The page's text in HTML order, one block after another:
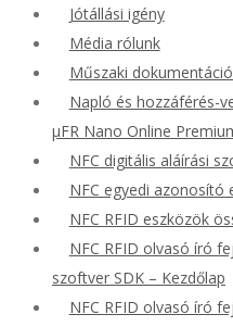
Jótállási igény
Média rólunk
Műszaki
Napló és hozzáférés-
μFR Nano Online
NFC digitális aláírási
NFC egyedi azonosító
NFC RFID eszközök
NFC RFID olvasó író
szoftver SDK – Kezdőlap
NFC RFID olvasó író